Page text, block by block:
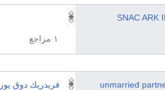
SNAC ARK
١ مراجع
unmarried فريدريك دوق